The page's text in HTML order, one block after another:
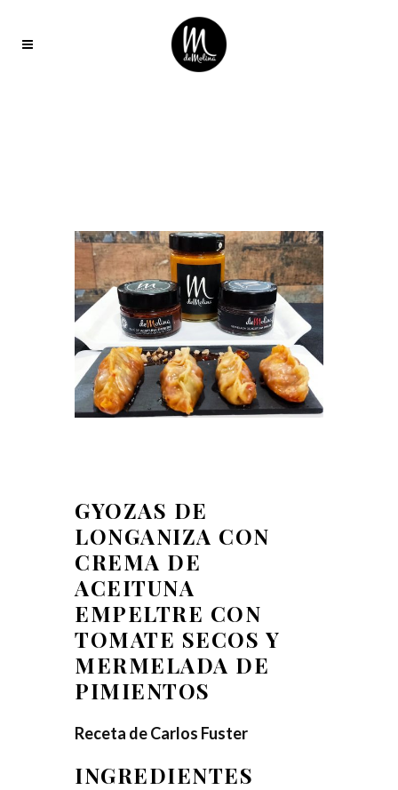
GYOZAS DE
LONGANIZA CON
CREMA DE
ACEITUNA
EMPELTRE CON
TOMATE SECOS Y
MERMELADA DE
PIMIENTOS
Receta de Carlos Fuster
INGREDIENTES